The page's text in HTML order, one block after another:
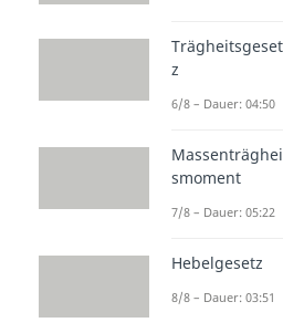
beliebigen
anwenden.
du dabei
denen nur
Trägheitsgeset
z
6/8 – Dauer: 04:50
smoment
7/8 – Dauer: 05:22
Hebelgesetz
8/8 – Dauer: 03:51